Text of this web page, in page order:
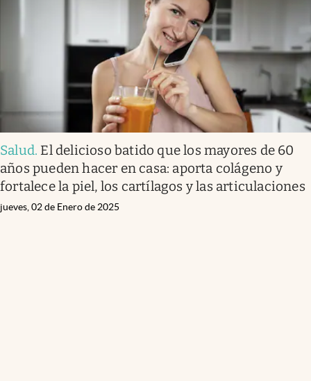
Salud. El delicioso batido que los mayores de 60
años pueden hacer en casa: aporta colágeno y
fortalece la piel, los cartílagos y las articulaciones
jueves, 02 de Enero de 2025